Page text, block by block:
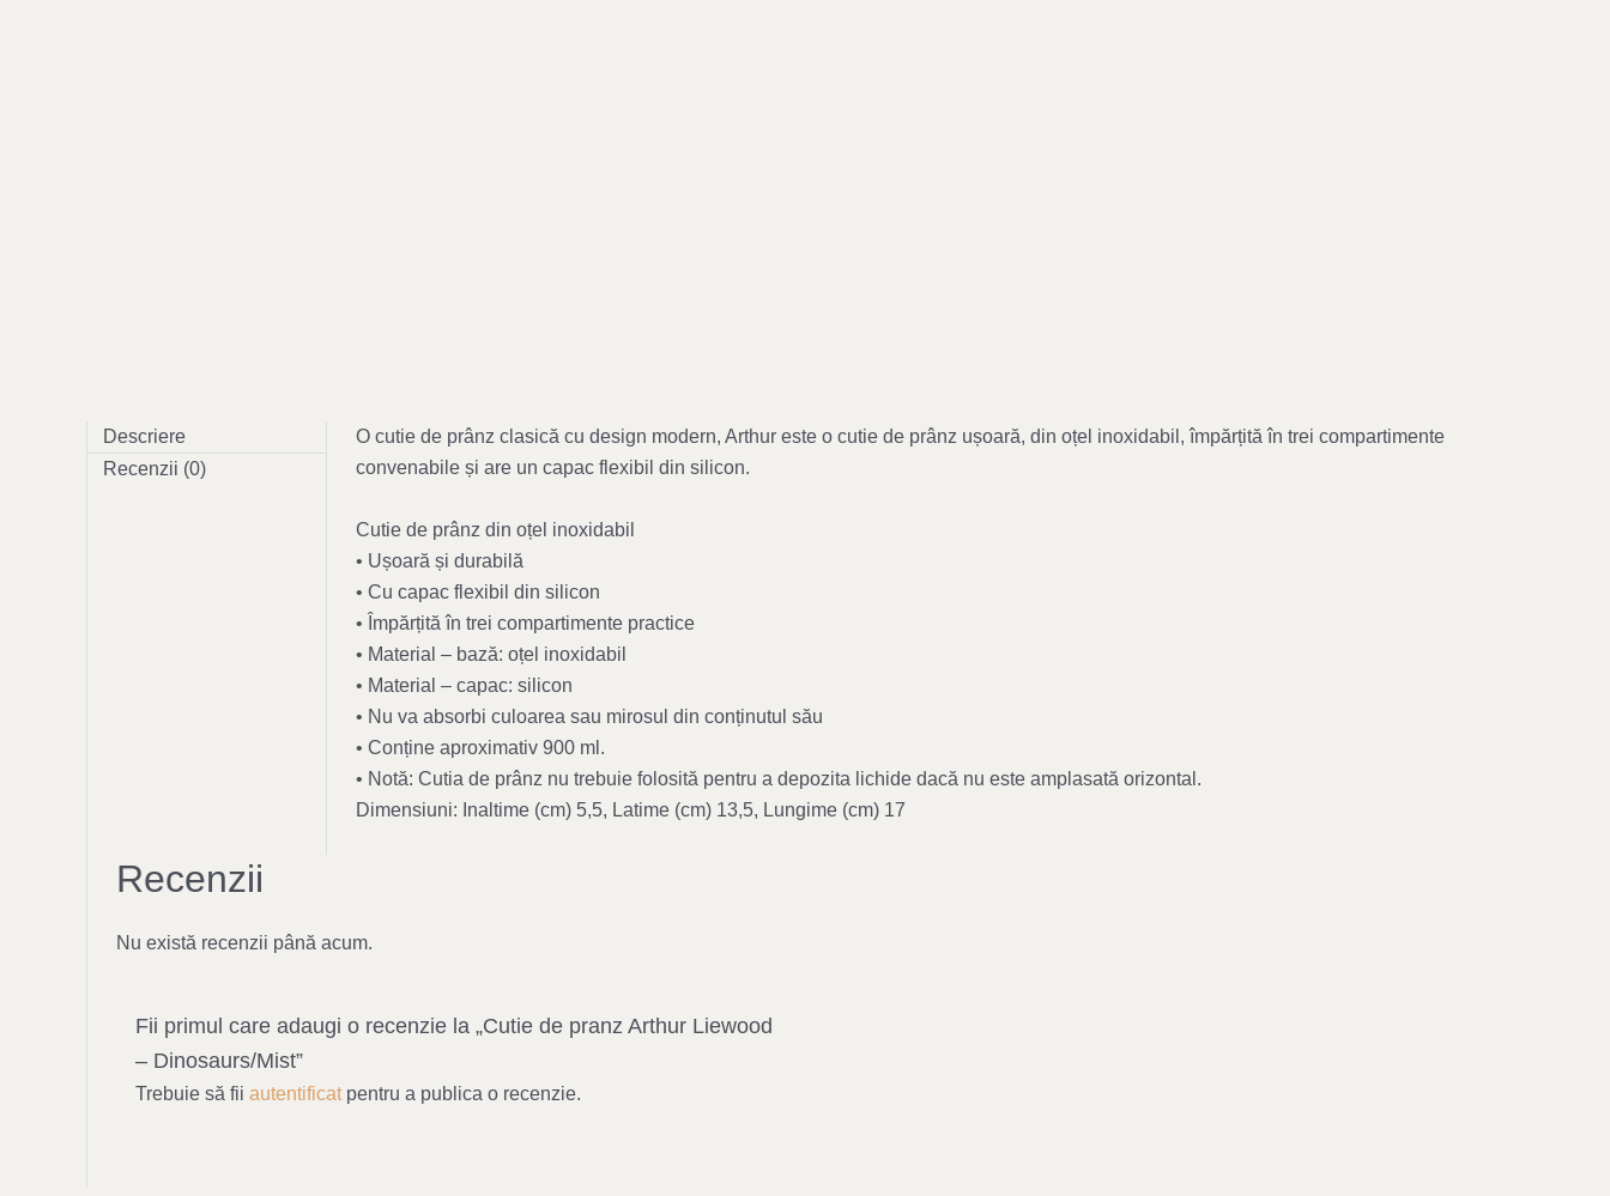
Descriere
Recenzii (0)
O cutie de prânz clasică cu design modern, Arthur este o cutie de prânz ușoară, din oțel inoxidabil, împărțită în trei compartimente
convenabile și are un capac flexibil din silicon.
Cutie de prânz din oțel inoxidabil
• Ușoară și durabilă
• Cu capac flexibil din silicon
• Împărțită în trei compartimente practice
• Material – bază: oțel inoxidabil
• Material – capac: silicon
• Nu va absorbi culoarea sau mirosul din conținutul său
• Conține aproximativ 900 ml.
• Notă: Cutia de prânz nu trebuie folosită pentru a depozita lichide dacă nu este amplasată orizontal.
Dimensiuni: Inaltime (cm) 5,5, Latime (cm) 13,5, Lungime (cm) 17
Recenzii
Nu există recenzii până acum.
Fii primul care adaugi o recenzie la „Cutie de pranz Arthur Liewood
– Dinosaurs/Mist”
Trebuie să fii autentificatpentru a publica o recenzie.